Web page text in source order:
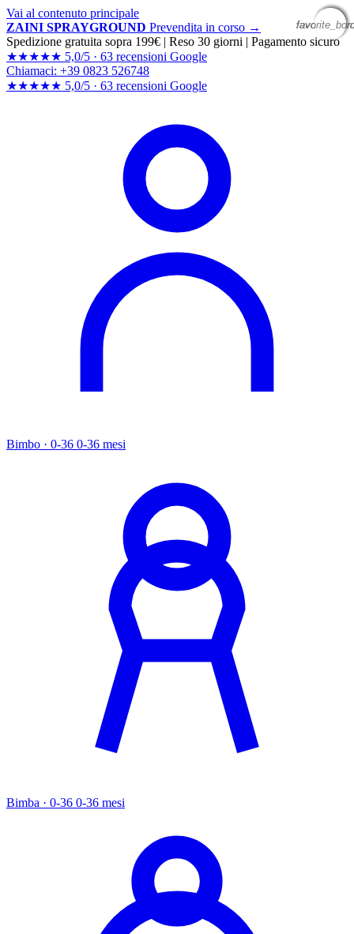
Vai al contenuto principale
ZAINI SPRAYGROUND Prevendita in corso →
Spedizione gratuita sopra 199€ | Reso 30 giorni | Pagamento sicuro
★★★★★ 5,0/5 · 63 recensioni Google
Chiamaci: +39 0823 526748
★★★★★ 5,0/5 · 63 recensioni Google
Bimbo · 0-36 0-36 mesi
Bimba · 0-36 0-36 mesi